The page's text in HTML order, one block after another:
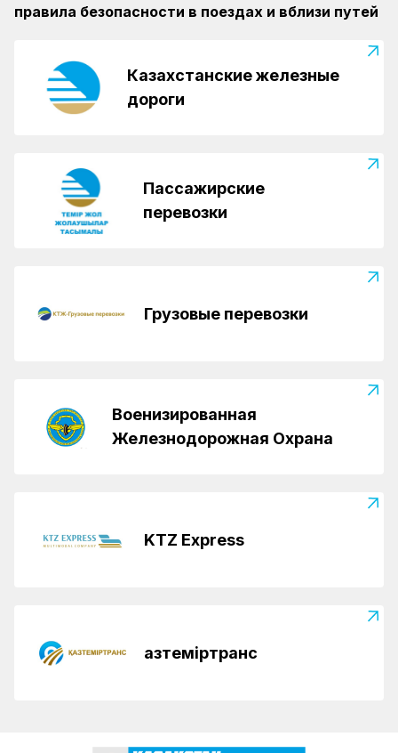
правила безопасности в поездах и вблизи путей
Казахстанские железные
дороги
Пассажирские
перевозки
Грузовые перевозки
Военизированная
Железнодорожная Охрана
KTZ Express
Қазтеміртранс